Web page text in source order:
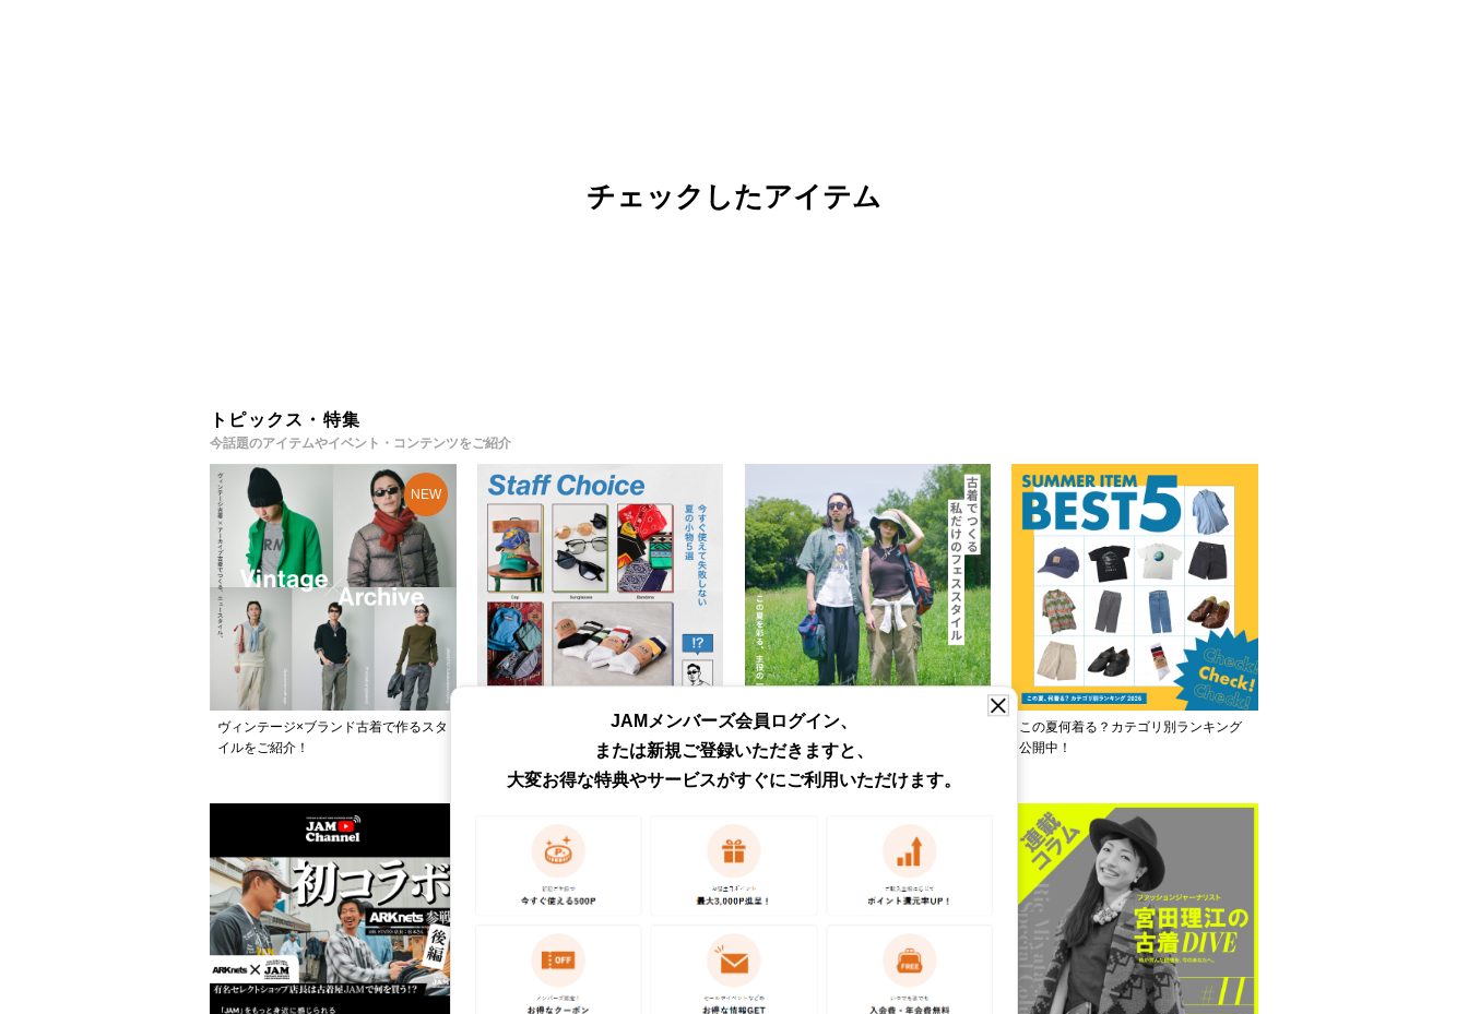
チェックしたアイテム
トピックス・特集
今話題のアイテムやイベント・コンテンツをご紹介
ヴィンテージ×ブランド古着で作るスタ
イルをご紹介！
スタッフが選ぶ、夏に必須の小物たち
古着でつくる、夏フェススタイルを公
開中！
この夏何着る？カテゴリ別ランキング
公開中！
JAMメンバーズ会員ログイン、
または新規ご登録いただきますと、
大変お得な特典やサービスがすぐにご利用いただけます。